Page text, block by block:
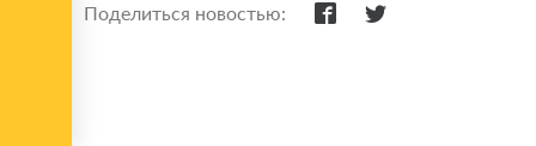
Поделиться новостью: